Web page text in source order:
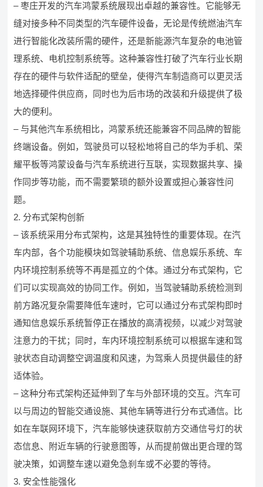
– 枣庄开发的汽车鸿蒙系统展现出卓越的兼容性。它能够无
缝对接多种不同类型的汽车硬件设备，无论是传统燃油汽车
进行智能化改装所需的硬件，还是新能源汽车复杂的电池管
理系统、电机控制系统等。这种兼容性打破了汽车行业长期
存在的硬件与软件适配的壁垒，使得汽车制造商可以更灵活
地选择硬件供应商，同时也为后市场的改装和升级提供了极
大的便利。
– 与其他汽车系统相比，鸿蒙系统还能兼容不同品牌的智能
终端设备。例如，驾驶员可以轻松地将自己的华为手机、荣
耀平板等鸿蒙设备与汽车系统进行互联，实现数据共享、操
作同步等功能，而不需要繁琐的额外设置或担心兼容性问
题。
2. 分布式架构创新
– 该系统采用分布式架构，这是其独特性的重要体现。在汽
车内部，各个功能模块如驾驶辅助系统、信息娱乐系统、车
内环境控制系统等不再是孤立的个体。通过分布式架构，它
们可以实现高效的协同工作。例如，当驾驶辅助系统检测到
前方路况复杂需要降低车速时，它可以通过分布式架构即时
通知信息娱乐系统暂停正在播放的高清视频，以减少对驾驶
注意力的干扰；同时，车内环境控制系统可以根据车速和驾
驶状态自动调整空调温度和风速，为驾乘人员提供最佳的舒
适体验。
– 这种分布式架构还延伸到了车与外部环境的交互。汽车可
以与周边的智能交通设施、其他车辆等进行分布式通信。比
如在车联网环境下，汽车能够快速获取前方交通信号灯的状
态信息、附近车辆的行驶意图等，从而提前做出更合理的驾
驶决策，如调整车速以避免急刹车或不必要的等待。
3. 安全性能强化